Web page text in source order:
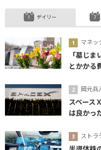
デイリー
マネッ
「墓じ
とかかる
岡元兵
スペース
は良かっ
ストラ